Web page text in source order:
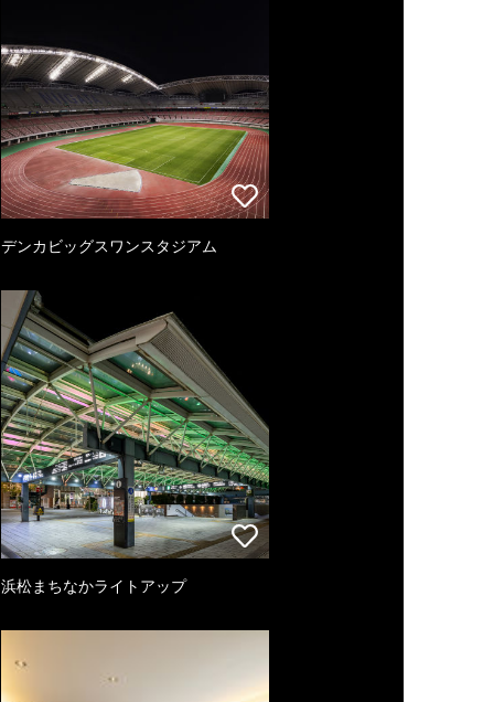
デンカビッグスワンスタジアム
浜松まちなかライトアップ